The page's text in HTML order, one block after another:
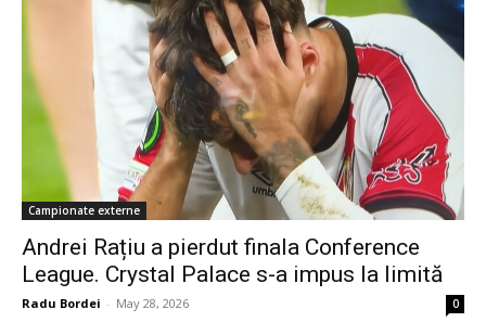
Campionate externe
Andrei Rațiu a pierdut finala Conference
League. Crystal Palace s-a impus la limită
Radu Bordei - May 28, 2026 0